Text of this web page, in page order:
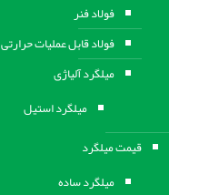
فولاد فنر
فولاد قابل عملیات حرارتی
ميلگرد آلیاژی
میلگرد استیل
قیمت میلگرد
میلگرد ساده